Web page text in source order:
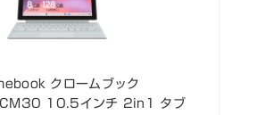
クロームブック
10.5インチ 2in1 タブ